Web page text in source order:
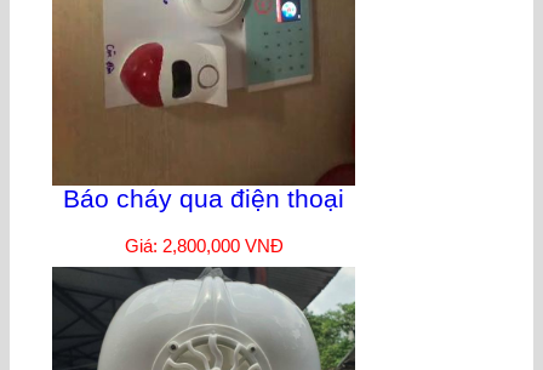
Báo cháy qua điện thoại
Giá: 2,800,000 VNĐ